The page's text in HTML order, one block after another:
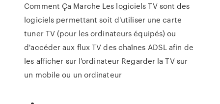
Comment Ça Marche Les logiciels TV sont des
logiciels permettant soit d'utiliser une carte
tuner TV (pour les ordinateurs équipés) ou
d'accéder aux flux TV des chaînes ADSL afin de
les afficher sur l'ordinateur Regarder la TV sur
un mobile ou un ordinateur